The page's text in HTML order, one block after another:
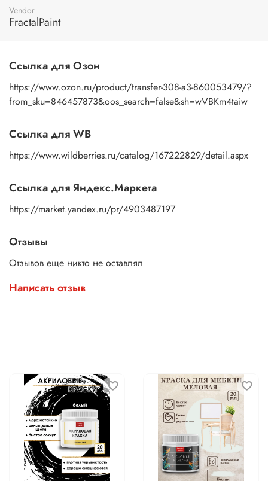
пальцами бумажную основу, сдвигаете ее на себя.
Рисунок остается на изделии. Сразу после нанесения
подойдет акриловый лак на водной основе, матовый,
глянцевый, полуглянцевый.
Vendor
FractalPaint
Ссылка для Озон
https://www.ozon.ru/product/transfer-308-a3-860053479/?
from_sku=846457873&oos_search=false&sh=wVBKm4taiw
Ссылка для WB
https://www.wildberries.ru/catalog/167222829/detail.aspx
Ссылка для Яндекс.Маркета
https://market.yandex.ru/pr/4903487197
Отзывы
Отзывов еще никто не оставлял
Написать отзыв